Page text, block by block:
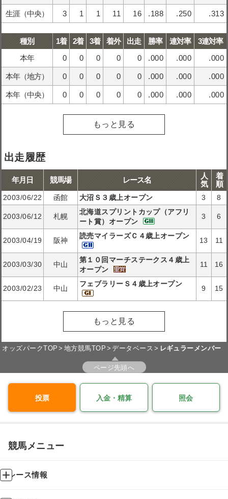
生涯（中央） 3 1 1 11 16 .188 .250 .313
種別 1着 2着 3着 着外 出走 勝率 連対率
3連対率
本年
0 0 0 0 0 .000 .000 .000
本年（地方） 0 0 0 0 0 .000 .000 .000
本年（中央） 0 0 0 0 0 .000 .000 .000
もっと見る
出走履歴
年月日 競馬場 レース名
人
気
着
順
2003/06/22 函館 大沼Ｓ３歳上オープン 3 8
2003/06/12 札幌
北海道スプリントカップ（アフリ
ート賞）オープン
3 6
2003/04/19 阪神
読売マイラーズＣ４歳上オープン
13 11
2003/03/30 中山
第１０回マーチステークス４歳上
オープン
11 16
2003/02/23 中山
フェブラリーＳ４歳上オープン
9 15
もっと見る
オッズパークTOP 地方競馬TOP データベース レギュラーメンバー
ページ先頭へ
投票 入金・精算 照会
競馬メニュー
レース情報